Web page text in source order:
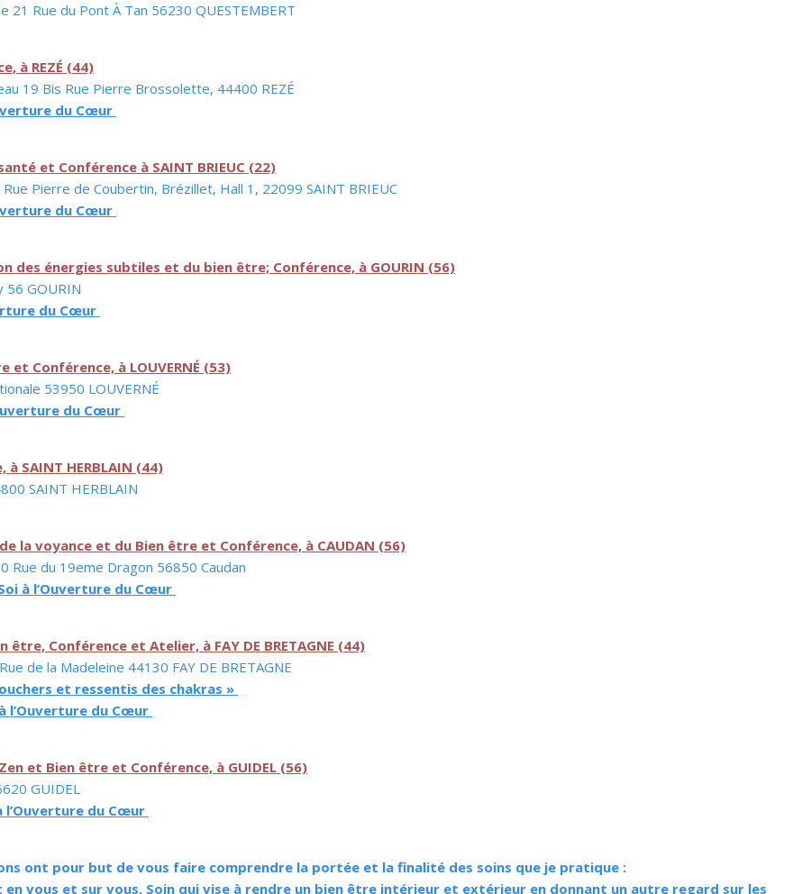
21 Rue du Pont À Tan 56230 QUESTEMBERT
à REZÉ (44)
19 Bis Rue Pierre Brossolette, 44400 REZÉ
du Cœur
et Conférence à SAINT BRIEUC (22)
Pierre de Coubertin, Brézillet, Hall 1, 22099 SAINT BRIEUC
du Cœur
des énergies subtiles et du bien être; Conférence, à GOURIN (56)
56 GOURIN
du Cœur
et Conférence, à LOUVERNÉ (53)
53950 LOUVERNÉ
du Cœur
SAINT HERBLAIN (44)
SAINT HERBLAIN
la voyance et du Bien être et Conférence, à CAUDAN (56)
Rue du 19eme Dragon 56850 Caudan
à l’Ouverture du Cœur
Conférence et Atelier, à FAY DE BRETAGNE (44)
de la Madeleine 44130 FAY DE BRETAGNE
et ressentis des chakras »
l’Ouverture du Cœur
et Bien être et Conférence, à GUIDEL (56)
GUIDEL
l’Ouverture du Cœur
ont pour but de vous faire comprendre la portée et la finalité des soins que je pratique :
vous et sur vous. Soin qui vise à rendre un bien être intérieur et extérieur en donnant un autre regard sur les